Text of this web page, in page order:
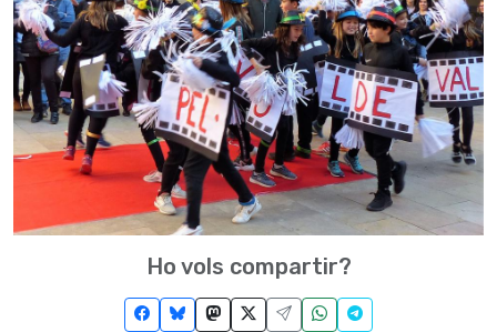
Ho vols compartir?